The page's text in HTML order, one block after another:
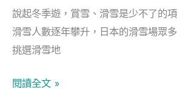
說起冬季遊，賞雪、滑雪是少不了的
滑雪人數逐年攀升，日本的滑雪場眾
挑選滑雪地
號
結
束
惠
閱讀全文 »